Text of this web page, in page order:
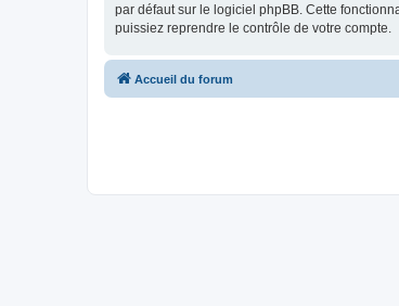
par défaut sur le logiciel phpBB. Cette
puissiez reprendre le contrôle de votre compte.
Accueil du forum